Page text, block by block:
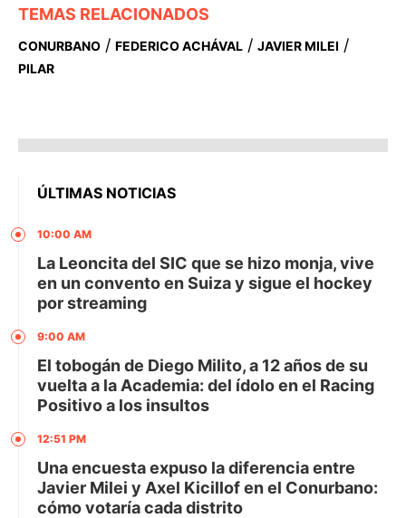
TEMAS RELACIONADOS
CONURBANO / FEDERICO ACHÁVAL / JAVIER MILEI /
PILAR
ÚLTIMAS NOTICIAS
10:00 AM
La Leoncita del SIC que se hizo monja, vive
en un convento en Suiza y sigue el hockey
por streaming
9:00 AM
El tobogán de Diego Milito, a 12 años de su
vuelta a la Academia: del ídolo en el Racing
Positivo a los insultos
12:51 PM
Una encuesta expuso la diferencia entre
Javier Milei y Axel Kicillof en el Conurbano:
cómo votaría cada distrito